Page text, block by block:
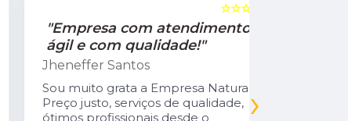
5
☆☆☆☆☆
"Empresa com atendimento
ágil e com qualidade!"
Jheneffer Santos
Sou muito grata a Empresa Natural Gás.
Preço justo, serviços de qualidade,
ótimos profissionais desde o
›